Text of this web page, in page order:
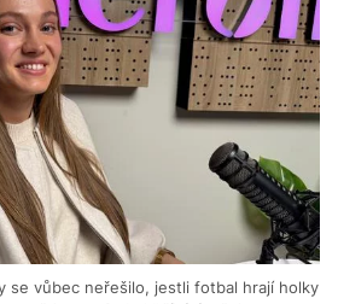
se vůbec neřešilo, jestli fotbal hrají holky